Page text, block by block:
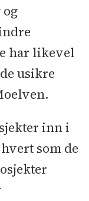
har likevel
usikre
inn i
som de